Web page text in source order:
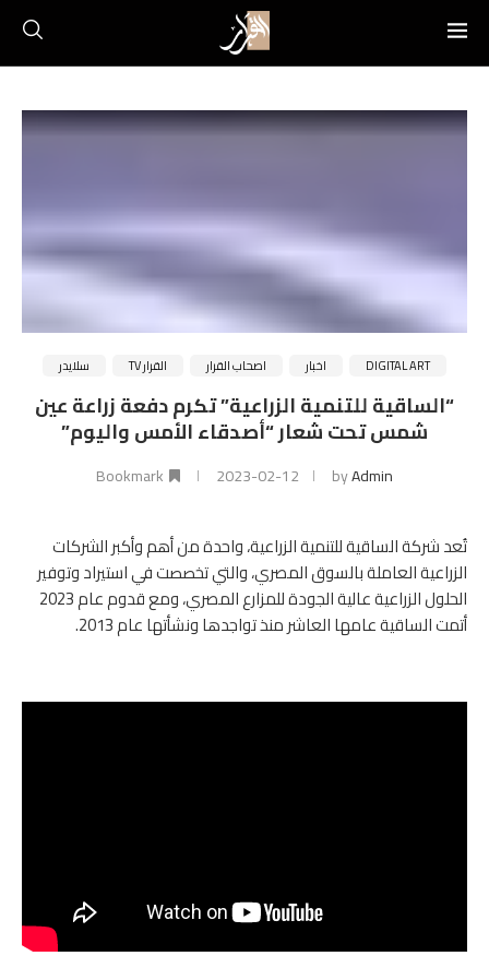
DIGITAL ART اخبار اصحاب القرار القرار TV سلايدر
“الساقية للتنمية الزراعية” تكرم دفعة زراعة عين
شمس تحت شعار “أصدقاء الأمس واليوم”
byAdmin
2023-02-12
Bookmark
تُعد شركة الساقية للتنمية الزراعية، واحدة من أهم وأكبر الشركات
الزراعية العاملة بالسوق المصري، والتي تخصصت في استيراد وتوفير
الحلول الزراعية عالية الجودة للمزارع المصري، ومع قدوم عام 2023
أتمت الساقية عامها العاشر منذ تواجدها ونشأتها عام 2013.